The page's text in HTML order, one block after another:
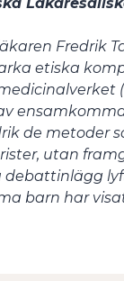
Fredrik
etiska
de metoder
utan
debattinlägg
barn har